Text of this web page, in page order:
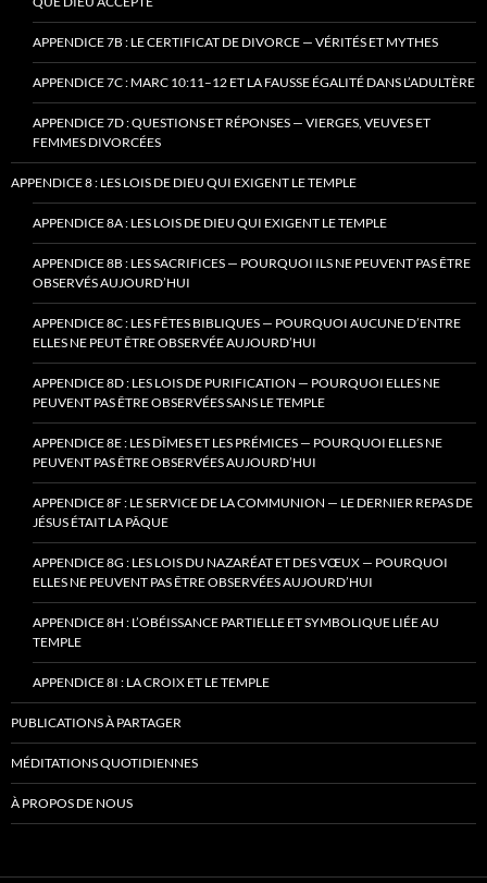
APPENDICE 7B : LE CERTIFICAT DE DIVORCE — VÉRITÉS ET MYTHES
APPENDICE 7C : MARC 10:11–12 ET LA FAUSSE ÉGALITÉ DANS L’ADULTÈRE
APPENDICE 7D : QUESTIONS ET RÉPONSES — VIERGES, VEUVES ET
FEMMES DIVORCÉES
APPENDICE 8 : LES LOIS DE DIEU QUI EXIGENT LE TEMPLE
APPENDICE 8A : LES LOIS DE DIEU QUI EXIGENT LE TEMPLE
APPENDICE 8B : LES SACRIFICES — POURQUOI ILS NE PEUVENT PAS ÊTRE
OBSERVÉS AUJOURD’HUI
APPENDICE 8C : LES FÊTES BIBLIQUES — POURQUOI AUCUNE D’ENTRE
ELLES NE PEUT ÊTRE OBSERVÉE AUJOURD’HUI
APPENDICE 8D : LES LOIS DE PURIFICATION — POURQUOI ELLES NE
PEUVENT PAS ÊTRE OBSERVÉES SANS LE TEMPLE
APPENDICE 8E : LES DÎMES ET LES PRÉMICES — POURQUOI ELLES NE
PEUVENT PAS ÊTRE OBSERVÉES AUJOURD’HUI
APPENDICE 8F : LE SERVICE DE LA COMMUNION — LE DERNIER REPAS DE
JÉSUS ÉTAIT LA PÂQUE
APPENDICE 8G : LES LOIS DU NAZARÉAT ET DES VŒUX — POURQUOI
ELLES NE PEUVENT PAS ÊTRE OBSERVÉES AUJOURD’HUI
APPENDICE 8H : L’OBÉISSANCE PARTIELLE ET SYMBOLIQUE LIÉE AU
TEMPLE
APPENDICE 8I : LA CROIX ET LE TEMPLE
PUBLICATIONS À PARTAGER
MÉDITATIONS QUOTIDIENNES
À PROPOS DE NOUS